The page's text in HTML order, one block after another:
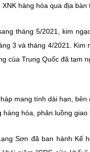
hàng hóa qua địa bàn
tháng 5/2021, kim
3 và tháng 4/2021.
của Trung Quốc đã tạm
mang tính dài hạn,
hóa, phân luồng
Sơn đã ban hành